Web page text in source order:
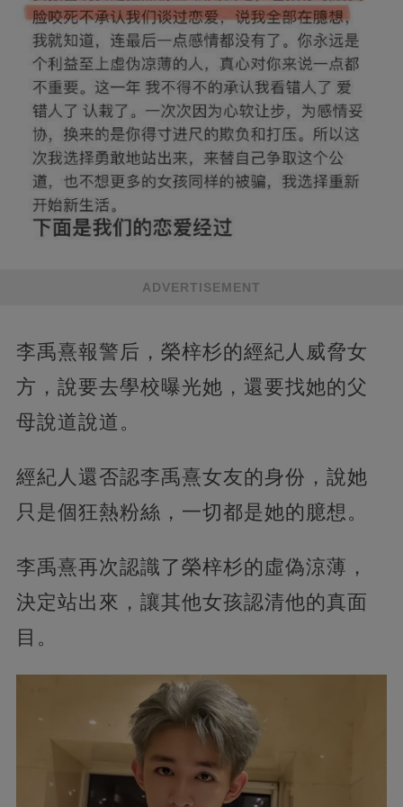
ADVERTISEMENT
李禹熹報警后，榮梓杉的經紀人威脅女
方，說要去學校曝光她，還要找她的父
母說道說道。
經紀人還否認李禹熹女友的身份，說她
只是個狂熱粉絲，一切都是她的臆想。
李禹熹再次認識了榮梓杉的虛偽涼薄，
決定站出來，讓其他女孩認清他的真面
目。